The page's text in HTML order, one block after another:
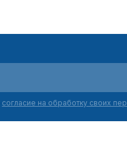
согласие на обработку своих